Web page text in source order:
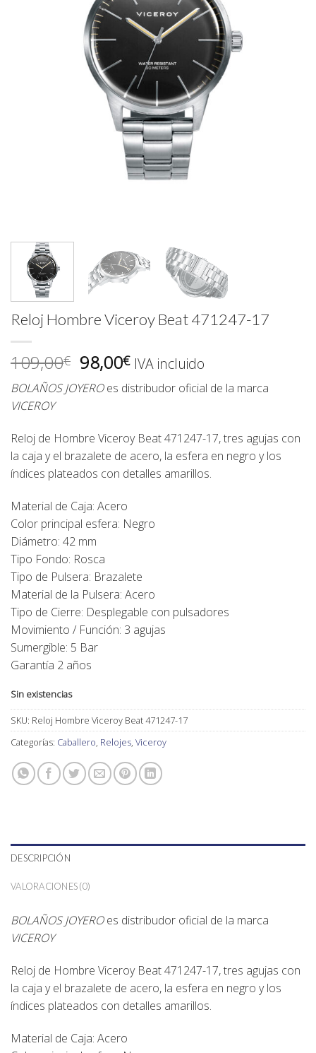
Reloj Hombre Viceroy Beat 471247-17
109,00€ El
precio
original
109,00€.
98,00€El
precio
actual
98,00€.
IVA incluido
BOLAÑOS JOYEROes distribudor oficial de la marca
VICEROY
Reloj de Hombre Viceroy Beat 471247-17, tres agujas con
la caja y el brazalete de acero, la esfera en negro y los
índices plateados con detalles amarillos.
Material de Caja: Acero
Color principal esfera: Negro
Diámetro: 42 mm
Tipo Fondo: Rosca
Tipo de Pulsera: Brazalete
Material de la Pulsera: Acero
Tipo de Cierre: Desplegable con pulsadores
Movimiento / Función: 3 agujas
Sumergible: 5 Bar
Garantía 2 años
Sin existencias
SKU: Reloj Hombre Viceroy Beat 471247-17
Categorías: Caballero, Relojes, Viceroy
DESCRIPCIÓN
VALORACIONES (0)
BOLAÑOS JOYEROes distribudor oficial de la marca
VICEROY
Reloj de Hombre Viceroy Beat 471247-17, tres agujas con
la caja y el brazalete de acero, la esfera en negro y los
índices plateados con detalles amarillos.
Material de Caja: Acero